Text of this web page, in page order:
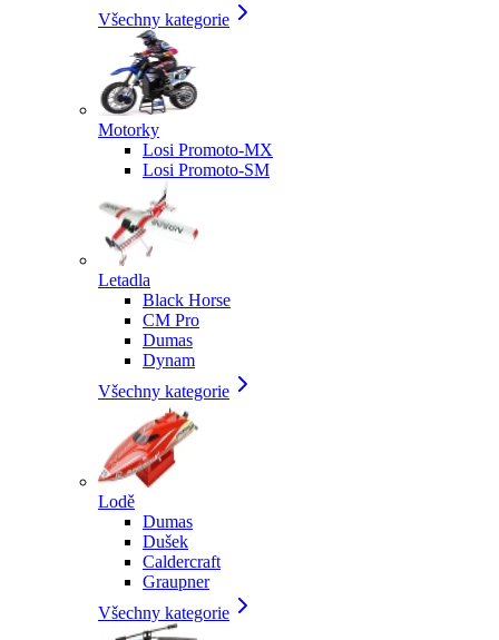
Všechny kategorie
Motorky
Losi Promoto-MX
Losi Promoto-SM
Letadla
Black Horse
CM Pro
Dumas
Dynam
Všechny kategorie
Lodě
Dumas
Dušek
Caldercraft
Graupner
Všechny kategorie